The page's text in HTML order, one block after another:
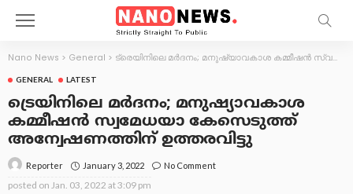
Nano News > General > ട്രെയിനിലെ മർദനം; മനുഷ്യാവകാശ കമ്മീഷൻ സ്വമേധയാ കേസെടുത്ത് അന്വേഷണത്തിന് ഉത്തരവിട്ടു
GENERAL LATEST
ട്രെയിനിലെ മർദനം; മനുഷ്യാവകാശ
കമ്മീഷൻ സ്വമേധയാ കേസെടുത്ത്
അന്വേഷണത്തിന് ഉത്തരവിട്ടു
Reporter January 3, 2022 No Comment
posted on Jan. 03, 2022 at 3:09 pm